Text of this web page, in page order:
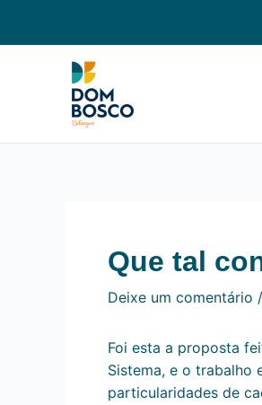
Que tal
Deixe um comentário
Foi esta a proposta
Sistema, e o trabalho
particularidades de